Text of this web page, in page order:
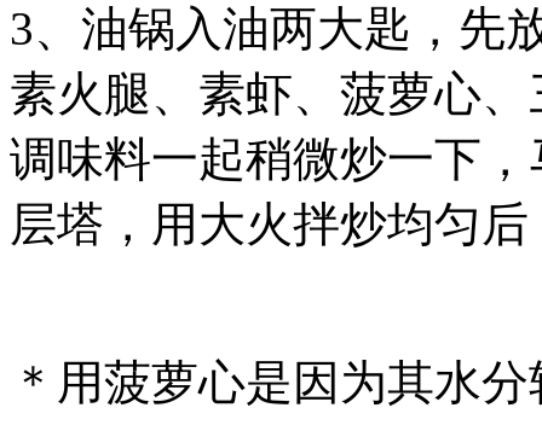
3、油锅入油两大匙，先
素火腿、素虾、菠萝心
调味料一起稍微炒一下
层塔，用大火拌炒均匀
＊用菠萝心是因为其水